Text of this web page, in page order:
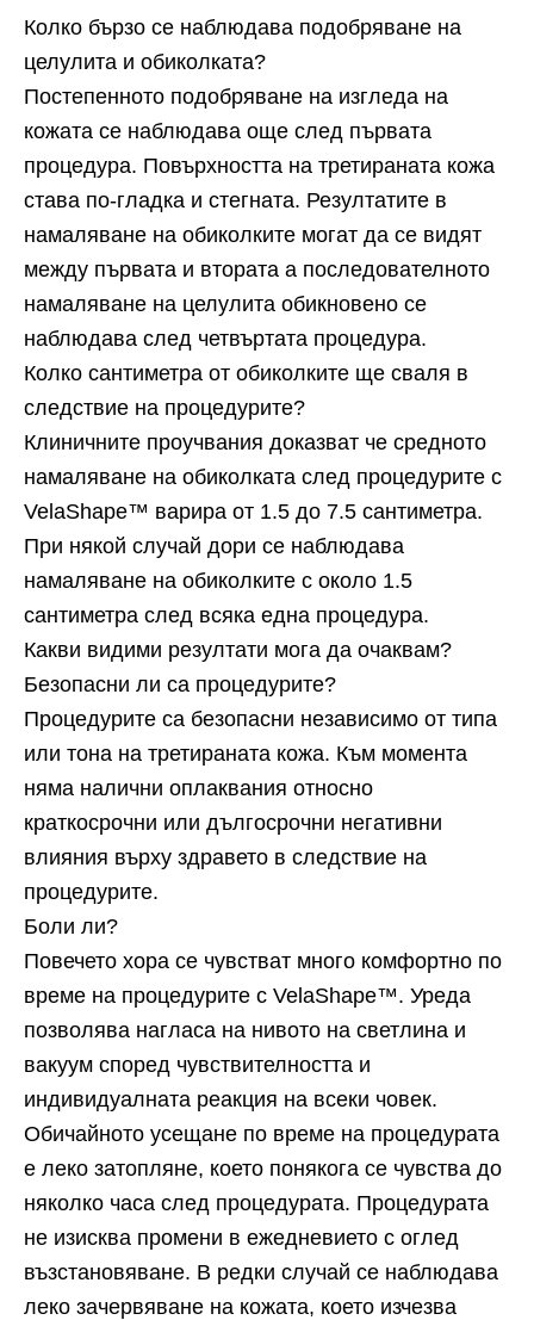
Колко бързо се наблюдава подобряване на
целулита и обиколката?
Постепенното подобряване на изгледа на
кожата се наблюдава още след първата
процедура. Повърхността на третираната кожа
става по-гладка и стегната. Резултатите в
намаляване на обиколките могат да се видят
между първата и втората а последователното
намаляване на целулита обикновено се
наблюдава след четвъртата процедура.
Колко сантиметра от обиколките ще сваля в
следствие на процедурите?
Клиничните проучвания доказват че средното
намаляване на обиколката след процедурите с
VelaShape™ варира от 1.5 до 7.5 сантиметра.
При някой случай дори се наблюдава
намаляване на обиколките с около 1.5
сантиметра след всяка една процедура.
Какви видими резултати мога да очаквам?
Безопасни ли са процедурите?
Процедурите са безопасни независимо от типа
или тона на третираната кожа. Към момента
няма налични оплаквания относно
краткосрочни или дългосрочни негативни
влияния върху здравето в следствие на
процедурите.
Боли ли?
Повечето хора се чувстват много комфортно по
време на процедурите с VelaShape™. Уреда
позволява нагласа на нивото на светлина и
вакуум според чувствителността и
индивидуалната реакция на всеки човек.
Обичайното усещане по време на процедурата
е леко затопляне, което понякога се чувства до
няколко часа след процедурата. Процедурата
не изисква промени в ежедневието с оглед
възстановяване. В редки случай се наблюдава
леко зачервяване на кожата, което изчезва